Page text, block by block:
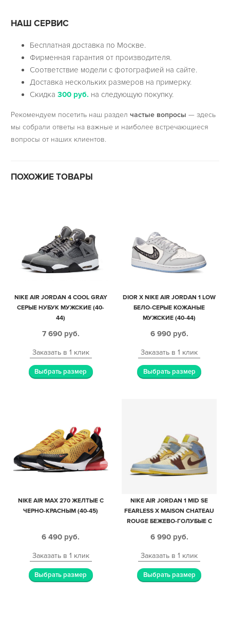
НАШ СЕРВИС
Бесплатная доставка по Москве.
Фирменная гарантия от производителя.
Соответствие модели с фотографией на сайте.
Доставка нескольких размеров на примерку.
Скидка300 руб. на следующую покупку.
Рекомендуем посетить наш раздел частые вопросы — здесь
мы собрали ответы на важные и наиболее встречающиеся
вопросы от наших клиентов.
ПОХОЖИЕ ТОВАРЫ
NIKE AIR JORDAN 4 COOL GRAY
СЕРЫЕ НУБУК МУЖСКИЕ (40-
44)
7 690 руб.
Заказать в 1 клик
Выбрать размер
DIOR X NIKE AIR JORDAN 1 LOW
БЕЛО-СЕРЫЕ КОЖАНЫЕ
МУЖСКИЕ (40-44)
6 990 руб.
Заказать в 1 клик
Выбрать размер
NIKE AIR MAX 270 ЖЕЛТЫЕ С
ЧЕРНО-КРАСНЫМ (40-45)
6 490 руб.
Заказать в 1 клик
Выбрать размер
NIKE AIR JORDAN 1 MID SE
FEARLESS X MAISON CHATEAU
ROUGE БЕЖЕВО-ГОЛУБЫЕ С
ЖЕНСКИЕ (35-39)
6 990 руб.
Заказать в 1 клик
Выбрать размер